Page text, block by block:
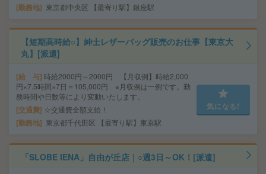
勤務地 東京都中央区 【最寄り駅】銀座駅
【短期高時給○】紳士レザーバッグ販売のお仕事【東京大
丸】[派遣]
給 与 時給2000円～2000円 【月収例】時給2,000
円×7.5時間×7日＝105,000円 ※月収例は一例です。勤
務時間や日数等により変動いたします。
交通費 ☆交通費全額支給！
勤務地 東京都千代田区 【最寄り駅】東京駅
気になる!
「SLOBE IENA」自由が丘店｜○週3日～OK！[派遣]